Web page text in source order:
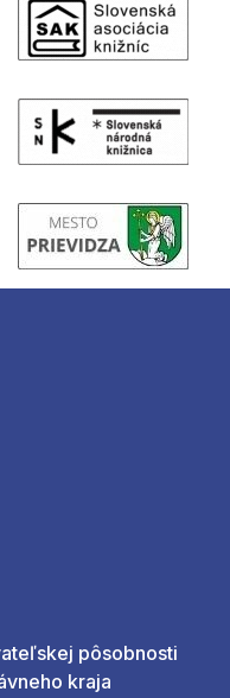
pôsobnosti
kraja